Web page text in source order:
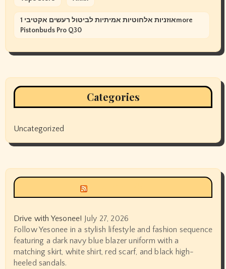
אוזניות אלחוטיות אמיתיות לביטול רעשים אקטיבי 1more
Pistonbuds Pro Q30
Categories
Uncategorized
Drive with Yesonee! July 27, 2026
Follow Yesonee in a stylish lifestyle and fashion sequence
featuring a dark navy blue blazer uniform with a
matching skirt, white shirt, red scarf, and black high-
heeled sandals.